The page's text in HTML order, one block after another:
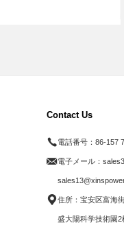
Contact Us
電話番号： 86-157
電子メール：
住所：宝安区富海
盛大陽科学技術園2